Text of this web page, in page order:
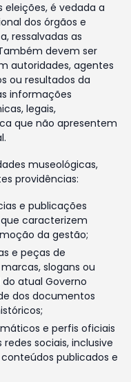
é vedada a
dos órgãos e
ressalvadas as
devem ser
autoridades, agentes
ou resultados da
informações
legais,
que não apresentem
museológicas,
providências:
e publicações
caracterizem
da gestão;
e peças de
slogans ou
atual Governo
dos documentos
e perfis oficiais
sociais, inclusive
publicados e